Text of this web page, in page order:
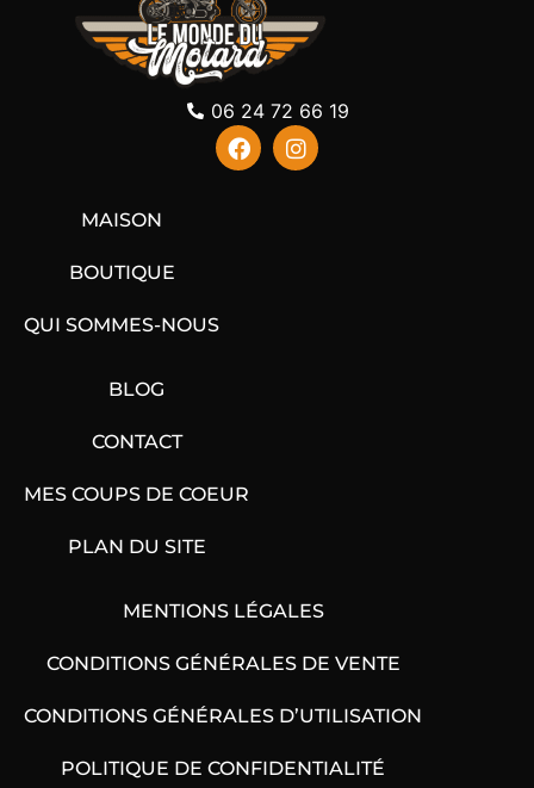
06 24 72 66 19
MAISON
BOUTIQUE
QUI SOMMES-NOUS
BLOG
CONTACT
MES COUPS DE COEUR
PLAN DU SITE
MENTIONS LÉGALES
CONDITIONS GÉNÉRALES DE VENTE
CONDITIONS GÉNÉRALES D’UTILISATION
POLITIQUE DE CONFIDENTIALITÉ